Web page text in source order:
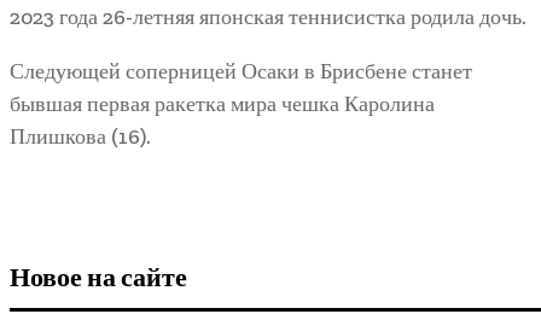
2023 года 26-летняя японская теннисистка родила дочь.
Следующей соперницей Осаки в Брисбене станет
бывшая первая ракетка мира чешка Каролина
Плишкова (16).
Новое на сайте